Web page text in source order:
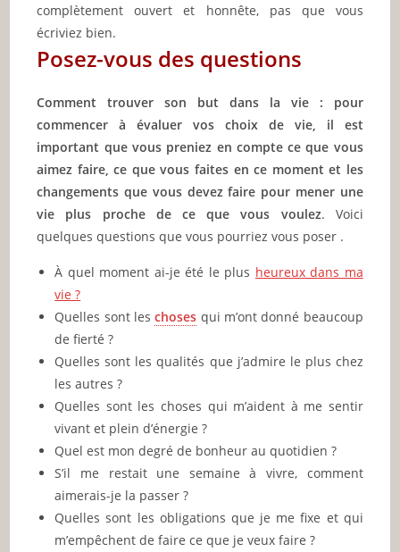
complètement ouvert et honnête, pas que vous
écriviez bien.
Posez-vous des questions
Comment trouver son but dans la vie : pour
commencer à évaluer vos choix de vie, il est
important que vous preniez en compte ce que vous
aimez faire, ce que vous faites en ce moment et les
changements que vous devez faire pour mener une
vie plus proche de ce que vous voulez. Voici
quelques questions que vous pourriez vous poser .
À quel moment ai-je été le plus heureux dans ma
vie ?
Quelles sont leschoses qui m’ont donné beaucoup
de fierté ?
Quelles sont les qualités que j’admire le plus chez
les autres ?
Quelles sont les choses qui m’aident à me sentir
vivant et plein d’énergie ?
Quel est mon degré de bonheur au quotidien ?
S’il me restait une semaine à vivre, comment
aimerais-je la passer ?
Quelles sont les obligations que je me fixe et qui
m’empêchent de faire ce que je veux faire ?